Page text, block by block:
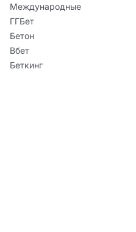
Международные
ГГБет
Бетон
Вбет
Беткинг